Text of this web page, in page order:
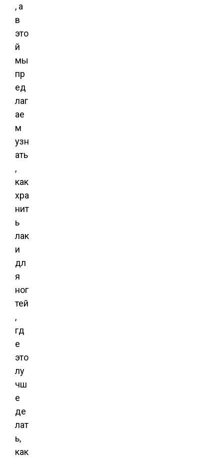
, а
в
это
й
мы
пр
ед
лаг
ае
м
узн
ать
,
как
хра
нит
ь
лак
и
дл
я
ног
тей
,
гд
е
это
лу
чш
е
де
лат
ь,
как